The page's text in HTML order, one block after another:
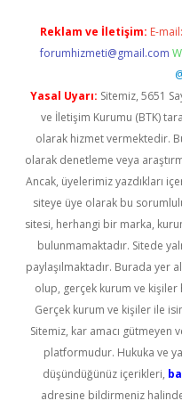
Reklam ve İletişim: E-mail:
forumhizmeti@gmail.com
Yasal Uyarı: Sitemiz, 5651
ve İletişim Kurumu (BTK)
olarak hizmet vermektedir.
olarak denetleme veya
Ancak, üyelerimiz yazdıkları
siteye üye olarak bu
sitesi, herhangi bir marka,
bulunmamaktadır. Sitede
paylaşılmaktadır. Burada yer
olup, gerçek kurum ve kişiler
Gerçek kurum ve kişiler ile
Sitemiz, kar amacı gütmeyen
platformudur. Hukuka ve
düşündüğünüz içerikleri,
adresine bildirmeniz